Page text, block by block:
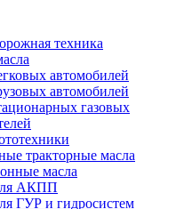
техника
автомобилей
автомобилей
газовых
тракторные масла
масла
АКПП
ГУР и гидросистем